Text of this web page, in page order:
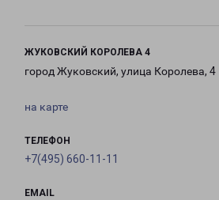
ЖУКОВСКИЙ КОРОЛЕВА 4
город Жуковский, улица Королева, 4
на карте
ТЕЛЕФОН
+7(495) 660-11-11
EMAIL